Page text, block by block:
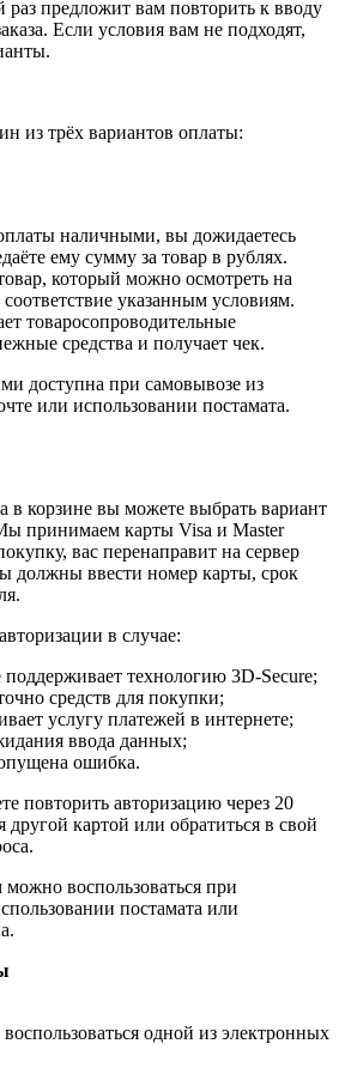
раз предложит вам повторить к вводу
Если условия вам не подходят,
из трёх вариантов оплаты:
наличными, вы дожидаетесь
ему сумму за товар в рублях.
который можно осмотреть на
указанным условиям.
товаросопроводительные
средства и получает чек.
доступна при самовывозе из
или использовании постамата.
в корзине вы можете выбрать вариант
принимаем карты Visa и Master
вас перенаправит на сервер
должны ввести номер карты, срок
в случае:
технологию 3D-Secure;
средств для покупки;
услугу платежей в интернете;
ввода данных;
ошибка.
повторить авторизацию через 20
другой картой или обратиться в свой
воспользоваться при
постамата или
одной из электронных